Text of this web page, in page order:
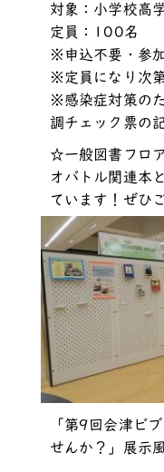
対象：小学校高
定員：100名
※申込不要・参
※定員になり次
※感染症対策の
調チェック票の
☆一般図書フロ
オバトル関連本
ています！ぜひ
「第9回会津ビ
せんか？」展示